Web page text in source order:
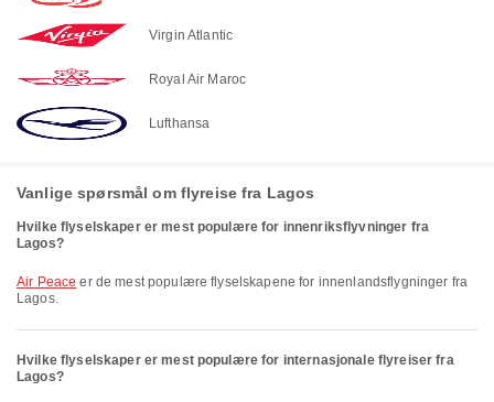
Virgin Atlantic
Royal Air Maroc
Lufthansa
Vanlige spørsmål om flyreise fra Lagos
Hvilke flyselskaper er mest populære for innenriksflyvninger fra
Lagos?
Air Peace er de mest populære flyselskapene for innenlandsflygninger fra
Lagos.
Hvilke flyselskaper er mest populære for internasjonale flyreiser fra
Lagos?